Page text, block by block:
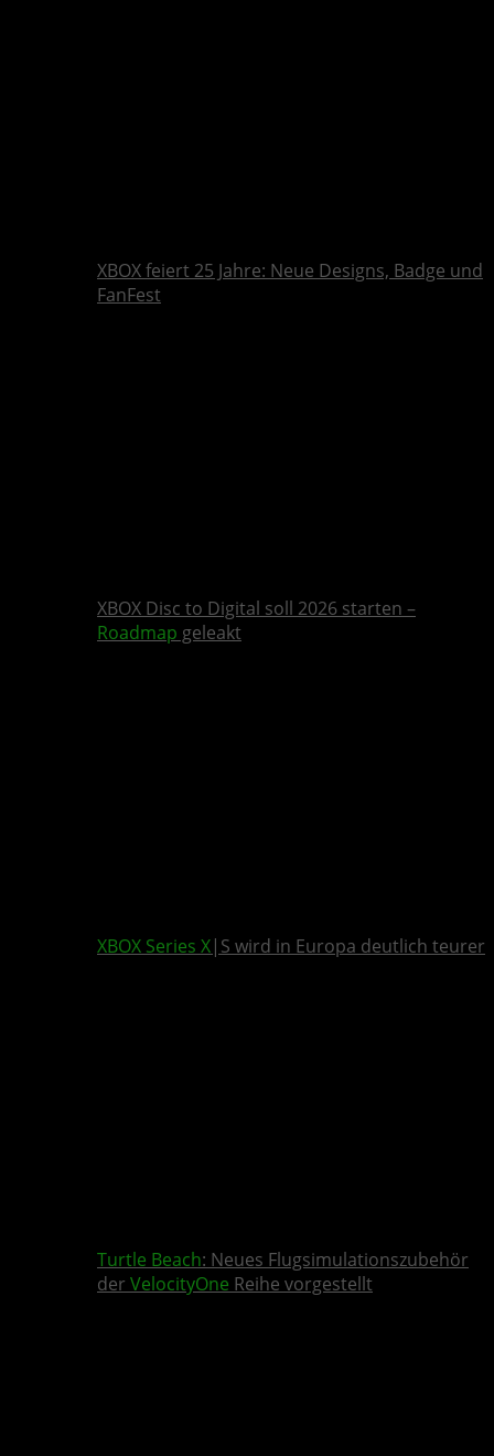
XBOX feiert 25 Jahre: Neue Designs, Badge und
FanFest
XBOX Disc to Digital soll 2026 starten –
Roadmap geleakt
XBOX Series X|S wird in Europa deutlich teurer
Turtle Beach: Neues Flugsimulationszubehör
der VelocityOne Reihe vorgestellt